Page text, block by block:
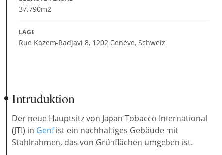
37.790m2
LAGE
Rue Kazem-Radjavi 8, 1202 Genève, Schweiz
Intruduktion
Der neue Hauptsitz von Japan Tobacco International
(JTI) in Genfist ein nachhaltiges Gebäude mit
Stahlrahmen, das von Grünflächen umgeben ist.